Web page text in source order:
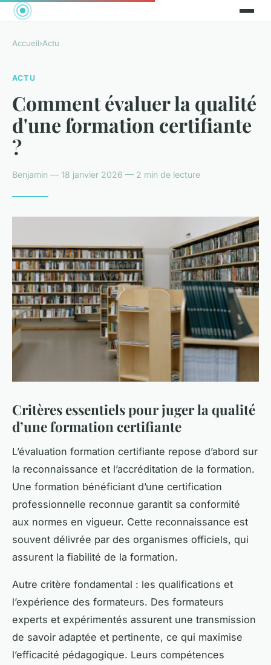
Accueil›Actu
ACTU
Comment évaluer la qualité
d'une formation certifiante
?
Benjamin — 18 janvier 2026 — 2 min de lecture
Critères essentiels pour juger la qualité
d’une formation certifiante
L’évaluation formation certifiante repose d’abord sur
la reconnaissance et l’accréditation de la formation.
Une formation bénéficiant d’une certification
professionnelle reconnue garantit sa conformité
aux normes en vigueur. Cette reconnaissance est
souvent délivrée par des organismes officiels, qui
assurent la fiabilité de la formation.
Autre critère fondamental : les qualifications et
l’expérience des formateurs. Des formateurs
experts et expérimentés assurent une transmission
de savoir adaptée et pertinente, ce qui maximise
l’efficacité pédagogique. Leurs compétences